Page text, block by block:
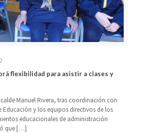
flexibilidad para asistir a clases y
Manuel Rivera, tras coordinación con
Educación y los equipos directivos de los
educacionales de administración
que […]